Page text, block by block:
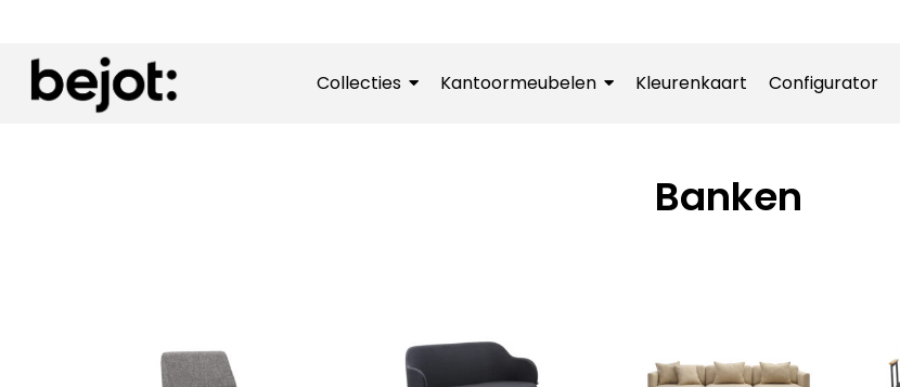
Collecties Kantoormeubelen Kleurenkaart Configurator
Banken